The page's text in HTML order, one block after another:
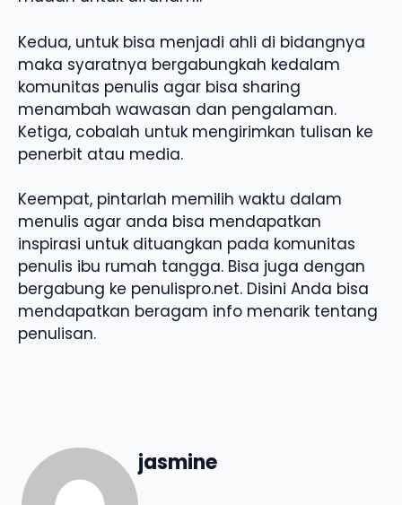
Kedua, untuk bisa menjadi ahli di bidangnya
maka syaratnya bergabungkah kedalam
komunitas penulis agar bisa sharing
menambah wawasan dan pengalaman.
Ketiga, cobalah untuk mengirimkan tulisan ke
penerbit atau media.
Keempat, pintarlah memilih waktu dalam
menulis agar anda bisa mendapatkan
inspirasi untuk dituangkan pada komunitas
penulis ibu rumah tangga. Bisa juga dengan
bergabung ke penulispro.net. Disini Anda bisa
mendapatkan beragam info menarik tentang
penulisan.
jasmine